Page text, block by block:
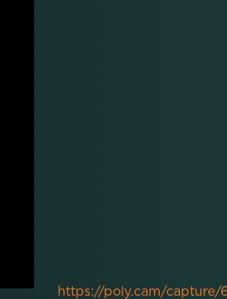
https://poly.cam/capture/